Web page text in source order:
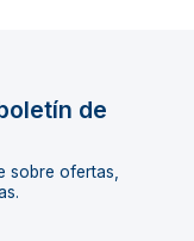
de
sobre ofertas,